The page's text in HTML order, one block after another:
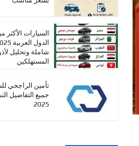
السيارات الأكثر
شاملة وتحليل
المستهلكين
تأمين الراجحي
جميع التفاصيل
2025